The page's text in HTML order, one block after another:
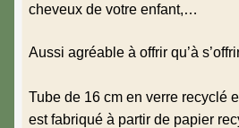
cheveux de votre enfant,…
Aussi agréable à offrir qu’à
Tube de 16 cm en verre recyclé
est fabriqué à partir de papier